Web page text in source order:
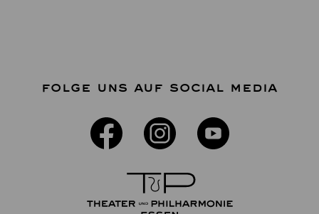
FOLGE UNS AUF SOCIAL MEDIA